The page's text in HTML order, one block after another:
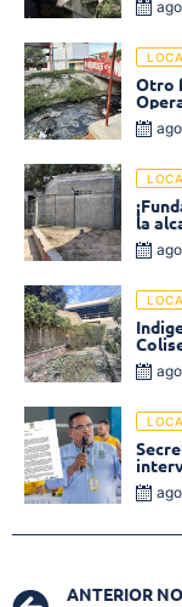
Otro
de la
la
de
ANTERIOR